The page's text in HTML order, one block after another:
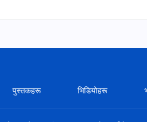
पुस्तकहरू भिडियोहरू